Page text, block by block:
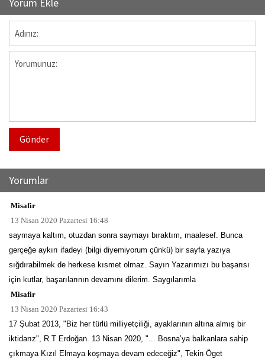
Gönder
Yorumlar
Misafir
13 Nisan 2020 Pazartesi 16:48
saymaya kaltım, otuzdan sonra saymayı bıraktım, maalesef. Bunca
gerçeğe aykırı ifadeyi (bilgi diyemiyorum çünkü) bir sayfa yazıya
sığdırabilmek de herkese kısmet olmaz. Sayın Yazarımızı bu başarısı
için kutlar, başarılarının devamını dilerim. Saygılarımla
Misafir
13 Nisan 2020 Pazartesi 16:43
17 Şubat 2013, "Biz her türlü milliyetçiliği, ayaklarının altına almış bir
iktidarız", R T Erdoğan. 13 Nisan 2020, "... Bosna’ya balkanlara sahip
çıkmaya Kızıl Elmaya koşmaya devam edeceğiz", Tekin Öget